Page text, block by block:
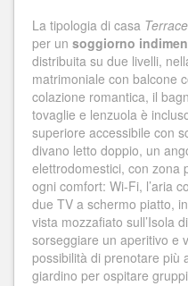
La tipologia di casa
per un soggiorno
distribuita su due livelli,
matrimoniale con balcone
colazione romantica, il
tovaglie e lenzuola è
superiore accessibile con
divano letto doppio, un
elettrodomestici, con zona
ogni comfort: Wi-Fi, l’aria
due TV a schermo piatto,
vista mozzafiato sull’Isola
sorseggiare un aperitivo e
possibilità di prenotare più
giardino per ospitare